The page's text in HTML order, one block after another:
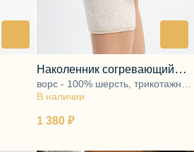
1 380 ₽
В наличии
Наколенник согревающий
стрейч
ворс - 100% шерсть, трикотажная
основа - 95% полиэфир, 5%